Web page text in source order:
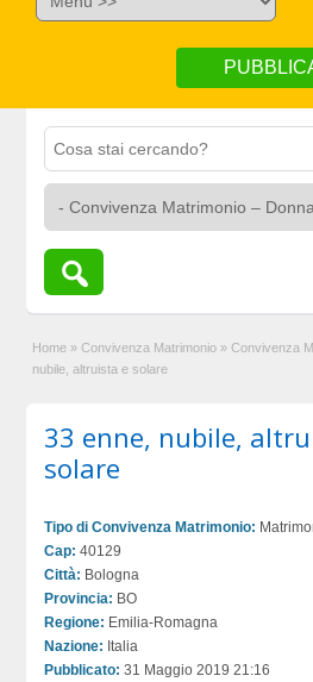
Home » Convivenza Matrimonio » Convivenza
nubile, altruista e solare
33 enne, nubile,
solare
Tipo di Convivenza Matrimonio:
Cap: 40129
Città: Bologna
Provincia: BO
Regione: Emilia-Romagna
Nazione: Italia
Pubblicato: 31 Maggio 2019 21:16